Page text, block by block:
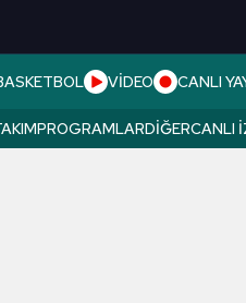
VİDEO CANLI
PROGRAMLARDIĞERCANLI